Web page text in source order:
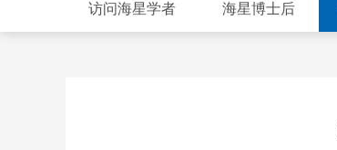
访问海星学者 海星博士后